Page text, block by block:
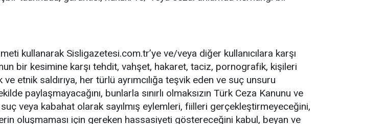
kullanarak Sisligazetesi.com.tr’ye ve/veya diğer kullanıcılara karşı
bir kesimine karşı tehdit, vahşet, hakaret, taciz, pornografik, kişileri
ve etnik saldırıya, her türlü ayrımcılığa teşvik eden ve suç unsuru
paylaşmayacağını, bunlarla sınırlı olmaksızın Türk Ceza Kanunu ve
veya kabahat olarak sayılmış eylemleri, fiilleri gerçekleştirmeyeceğini,
oluşmaması için gereken hassasiyeti göstereceğini kabul, beyan ve